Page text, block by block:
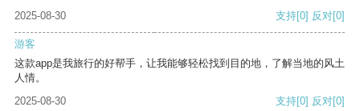
2025-08-30
支持[0] 反对[0]
游客
这款app是我旅行的好帮手，让我能够轻松找到目的地，了解当地的风土
人情。
2025-08-30
支持[0] 反对[0]